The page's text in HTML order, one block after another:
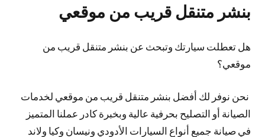
بنشر متنقل قريب من موقعي
هل تعطلت سيارتك وتبحث عن بنشر متنقل قريب من
موقعي؟
نحن نوفر لك أفضل بنشر متنقل قريب من موقعي لخدمات
الصيانة أو التصليح بحرفية عالية وبخبرة كادر عملنا المتميز
في صيانة جميع أنواع السيارات الأدودي ونيسان وكيا ولاند